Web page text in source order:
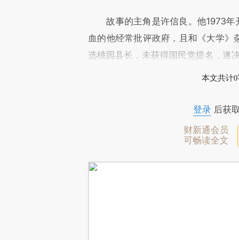
故事的主角是许信良。他1973年
血的他经常批评政府，且和《大学
选桃园县长，未获得国民党提名，遂
本文共计
登录后获
财新通会员
可畅读全文